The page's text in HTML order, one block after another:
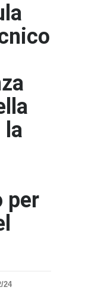
la
per
24